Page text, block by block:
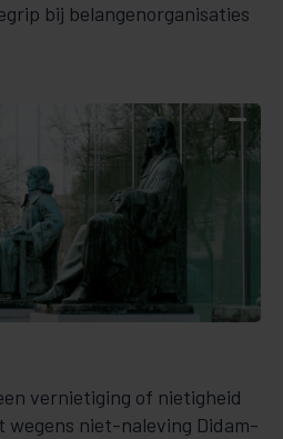
bij belangenorganisaties
vernietiging of nietigheid
wegens niet-naleving Didam-